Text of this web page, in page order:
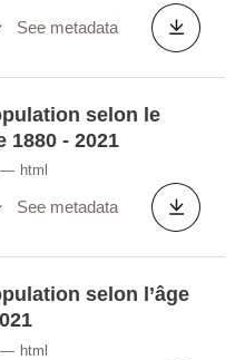
See metadata
selon le
1880 - 2021
html
See metadata
selon l’âge
html